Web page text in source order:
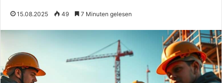
15.08.2025 49 7 Minuten gelesen